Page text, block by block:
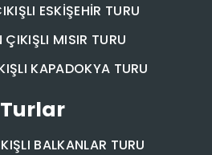
ESKİŞEHİR TURU
ÇIKIŞLI MISIR TURU
KAPADOKYA TURU
Turlar
BALKANLAR TURU